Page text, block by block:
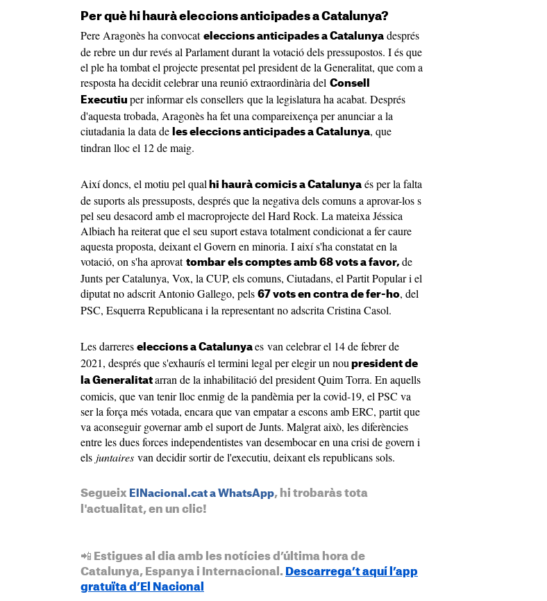
Per què hi haurà eleccions anticipades a Catalunya?
Pere Aragonès ha convocat eleccions anticipades a Catalunya després
de rebre un dur revés al Parlament durant la votació dels pressupostos. I és que
el ple ha tombat el projecte presentat pel president de la Generalitat, que com a
resposta ha decidit celebrar una reunió extraordinària del Consell
Executiu per informar els consellers que la legislatura ha acabat. Després
d'aquesta trobada, Aragonès ha fet una compareixença per anunciar a la
ciutadania la data de les eleccions anticipades a Catalunya, que
tindran lloc el 12 de maig.
Així doncs, el motiu pel qual hi haurà comicis a Catalunya és per la falta
de suports als pressuposts, després que la negativa dels comuns a aprovar-los s
pel seu desacord amb el macroprojecte del Hard Rock. La mateixa Jéssica
Albiach ha reiterat que el seu suport estava totalment condicionat a fer caure
aquesta proposta, deixant el Govern en minoria. I així s'ha constatat en la
votació, on s'ha aprovat tombar els comptes amb 68 vots a favor, de
Junts per Catalunya, Vox, la CUP, els comuns, Ciutadans, el Partit Popular i el
diputat no adscrit Antonio Gallego, pels 67 vots en contra de fer-ho, del
PSC, Esquerra Republicana i la representant no adscrita Cristina Casol.
Les darreres eleccions a Catalunya es van celebrar el 14 de febrer de
2021, després que s'exhaurís el termini legal per elegir un nou president de
la Generalitat arran de la inhabilitació del president Quim Torra. En aquells
comicis, que van tenir lloc enmig de la pandèmia per la covid-19, el PSC va
ser la força més votada, encara que van empatar a escons amb ERC, partit que
va aconseguir governar amb el suport de Junts. Malgrat això, les diferències
entre les dues forces independentistes van desembocar en una crisi de govern i
els juntaires van decidir sortir de l'executiu, deixant els republicans sols.
Segueix ElNacional.cat a WhatsApp, hi trobaràs tota
l'actualitat, en un clic!
📲 Estigues al dia amb les notícies d’última hora de
Catalunya, Espanya i Internacional. Descarrega’t aquí l’app
gratuïta d’El Nacional